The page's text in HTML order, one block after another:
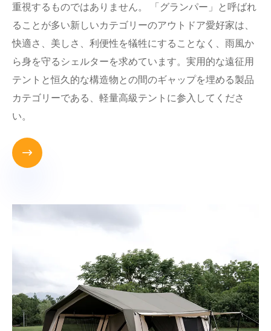
重視するものではありません。 「グランパー」と呼ばれ
ることが多い新しいカテゴリーのアウトドア愛好家は、
快適さ、美しさ、利便性を犠牲にすることなく、雨風か
ら身を守るシェルターを求めています。実用的な遠征用
テントと恒久的な構造物との間のギャップを埋める製品
カテゴリーである、軽量高級テントに参入してくださ
い。
